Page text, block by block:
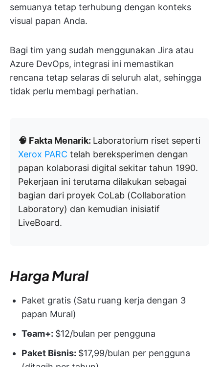
semuanya tetap terhubung dengan konteks
visual papan Anda.
Bagi tim yang sudah menggunakan Jira atau
Azure DevOps, integrasi ini memastikan
rencana tetap selaras di seluruh alat, sehingga
tidak perlu membagi perhatian.
🧠 Fakta Menarik: Laboratorium riset seperti
Xerox PARC telah bereksperimen dengan
papan kolaborasi digital sekitar tahun 1990.
Pekerjaan ini terutama dilakukan sebagai
bagian dari proyek CoLab (Collaboration
Laboratory) dan kemudian inisiatif
LiveBoard.
Harga Mural
Paket gratis (Satu ruang kerja dengan 3
papan Mural)
Team+: $12/bulan per pengguna
Paket Bisnis: $17,99/bulan per pengguna